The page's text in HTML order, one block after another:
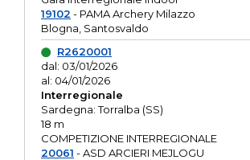
19102 - PAMA Archery Milazzo
Blogna, Santosvaldo
R2620001
dal: 03/01/2026
al: 04/01/2026
Interregionale
Sardegna: Torralba (SS)
18 m
COMPETIZIONE INTERREGIONALE
20061 - ASD ARCIERI MEJLOGU